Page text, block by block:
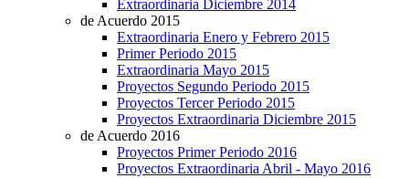
Extraordinaria Diciembre 2014
de Acuerdo 2015
Extraordinaria Enero y Febrero 2015
Primer Periodo 2015
Extraordinaria Mayo 2015
Proyectos Segundo Periodo 2015
Proyectos Tercer Periodo 2015
Proyectos Extraordinaria Diciembre 2015
de Acuerdo 2016
Proyectos Primer Periodo 2016
Proyectos Extraordinaria Abril - Mayo 2016